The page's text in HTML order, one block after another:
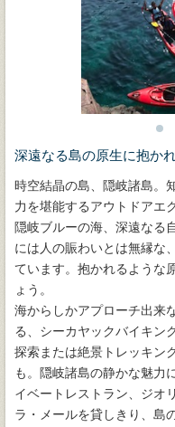
深遠なる島の原生に抱か
時空結晶の島、隠岐諸島
力を堪能するアウトドアエ
隠岐ブルーの海、深遠なる
には人の賑わいとは無縁な
ています。抱かれるような
ょう。
海からしかアプローチ出来
る、シーカヤックバイキン
探索または絶景トレッキン
も。隠岐諸島の静かな魅力
イベートレストラン、ジオ
ラ・メールを貸しきり、島